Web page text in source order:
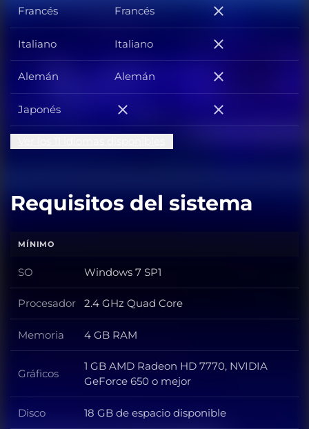
Francés
Francés
Francés
Italiano
Italiano
Italiano
Alemán
Alemán
Alemán
Japonés
Japonés
Japonés
Requisitos del sistema
MÍNIMO
SO SO
Windows 7 SP1
Procesador Procesador
2.4 GHz Quad Core
Memoria Memoria
4 GB RAM
Gráficos Gráficos
1 GB AMD Radeon HD 7770, NVIDIA
GeForce 650 o mejor
Disco Disco
18 GB de espacio disponible